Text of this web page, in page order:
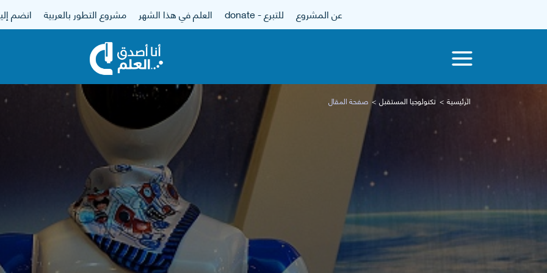
عن المشروع للتبرع - donate العلم في هذا الشهر مشروع التطور بالعربية انضم
الرئيسية تكنولوجيا المستقبل صفحة المقال